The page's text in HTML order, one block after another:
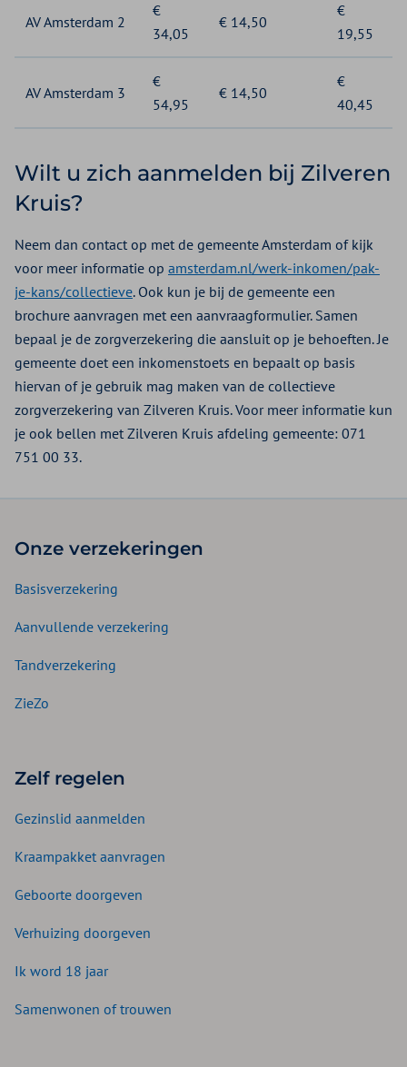
AV Amsterdam 2
€
34,05
€ 14,50
€
19,55
AV Amsterdam 3
€
54,95
€ 14,50
€
40,45
Wilt u zich aanmelden bij Zilveren
Kruis?
Neem dan contact op met de gemeente Amsterdam of kijk
voor meer informatie op amsterdam.nl/werk-inkomen/pak-
je-kans/collectieve. Ook kun je bij de gemeente een
brochure aanvragen met een aanvraagformulier. Samen
bepaal je de zorgverzekering die aansluit op je behoeften. Je
gemeente doet een inkomenstoets en bepaalt op basis
hiervan of je gebruik mag maken van de collectieve
zorgverzekering van Zilveren Kruis. Voor meer informatie kun
je ook bellen met Zilveren Kruis afdeling gemeente: 071
751 00 33.
Onze verzekeringen
Basisverzekering
Aanvullende verzekering
Tandverzekering
ZieZo
Zelf regelen
Gezinslid aanmelden
Kraampakket aanvragen
Geboorte doorgeven
Verhuizing doorgeven
Ik word 18 jaar
Samenwonen of trouwen